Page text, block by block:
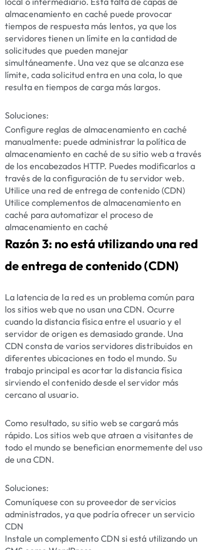
almacenamiento en caché puede provocar
tiempos de respuesta más lentos, ya que los
servidores tienen un límite en la cantidad de
solicitudes que pueden manejar
simultáneamente. Una vez que se alcanza ese
límite, cada solicitud entra en una cola, lo que
resulta en tiempos de carga más largos.
Soluciones:
Configure reglas de almacenamiento en caché
manualmente: puede administrar la política de
almacenamiento en caché de su sitio web a través
de los encabezados HTTP. Puedes modificarlos a
través de la configuración de tu servidor web.
Utilice una red de entrega de contenido (CDN)
Utilice complementos de almacenamiento en
caché para automatizar el proceso de
almacenamiento en caché
Razón 3: no está utilizando una red
de entrega de contenido (CDN)
La latencia de la red es un problema común para
los sitios web que no usan una CDN. Ocurre
cuando la distancia física entre el usuario y el
servidor de origen es demasiado grande. Una
CDN consta de varios servidores distribuidos en
diferentes ubicaciones en todo el mundo. Su
trabajo principal es acortar la distancia física
sirviendo el contenido desde el servidor más
cercano al usuario.
Como resultado, su sitio web se cargará más
rápido. Los sitios web que atraen a visitantes de
todo el mundo se benefician enormemente del uso
de una CDN.
Soluciones:
Comuníquese con su proveedor de servicios
administrados, ya que podría ofrecer un servicio
CDN
Instale un complemento CDN si está utilizando un